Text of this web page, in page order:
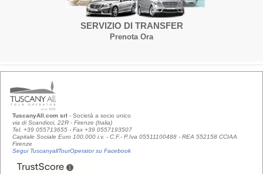
SERVIZIO DI TRANSFER
Prenota Ora
TuscanyAll.com srl - Società a socio unico
via di Scandicci, 22R - Firenze (Italia)
Tel. +39 055713655 - Fax +39 0557193507
Capitale Sociale Euro 100.000 i.v. - C.F.- P.Iva 05511100488 - REA 552158 CCIAA
Firenze
Segui TuscanyallTourOperator su Facebook